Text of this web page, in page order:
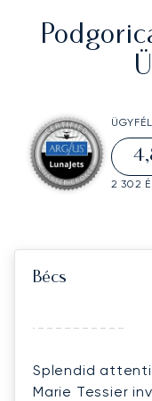
2 302
Bécs
Splendid
Marie Tessier